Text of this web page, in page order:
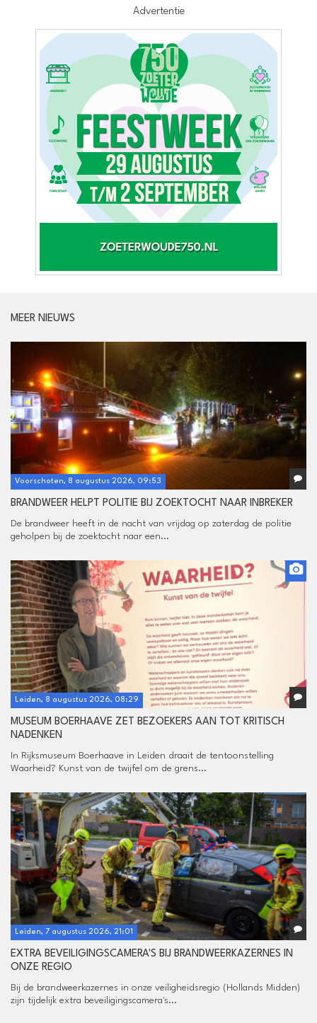
Advertentie
MEER NIEUWS
Voorschoten, 8 augustus 2026, 09:53
BRANDWEER HELPT POLITIE BIJ ZOEKTOCHT NAAR INBREKER
De brandweer heeft in de nacht van vrijdag op zaterdag de politie
geholpen bij de zoektocht naar een...
Leiden, 8 augustus 2026, 08:29
MUSEUM BOERHAAVE ZET BEZOEKERS AAN TOT KRITISCH
NADENKEN
In Rijksmuseum Boerhaave in Leiden draait de tentoonstelling
Waarheid? Kunst van de twijfel om de grens...
Leiden, 7 augustus 2026, 21:01
EXTRA BEVEILIGINGSCAMERA'S BIJ BRANDWEERKAZERNES IN
ONZE REGIO
Bij de brandweerkazernes in onze veiligheidsregio (Hollands Midden)
zijn tijdelijk extra beveiligingscamera's...